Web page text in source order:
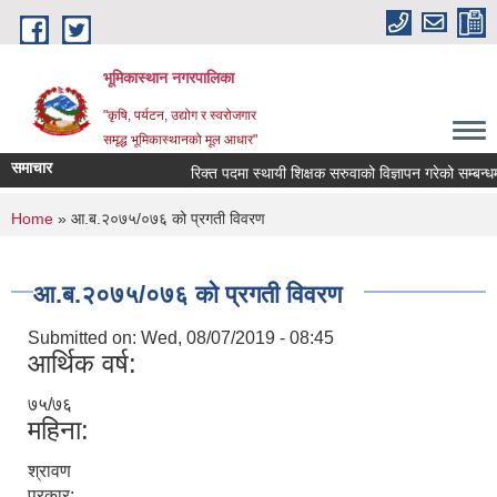
Skip to main content
भूमिकास्थान नगरपालिका
"कृषि, पर्यटन, उद्योग र स्वरोजगार
समृद्ध भूमिकास्थानको मूल आधार"
समाचार रिक्त पदमा स्थायी शिक्षक सरुवाको विज्ञापन गरेको सम्बन्धमा
You are here
Home » आ.ब.२०७५/०७६ को प्रगती विवरण
आ.ब.२०७५/०७६ को प्रगती विवरण
Submitted on: Wed, 08/07/2019 - 08:45
आर्थिक वर्ष:
७५/७६
महिना:
श्रावण